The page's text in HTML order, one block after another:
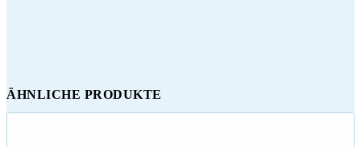
ÄHNLICHE PRODUKTE